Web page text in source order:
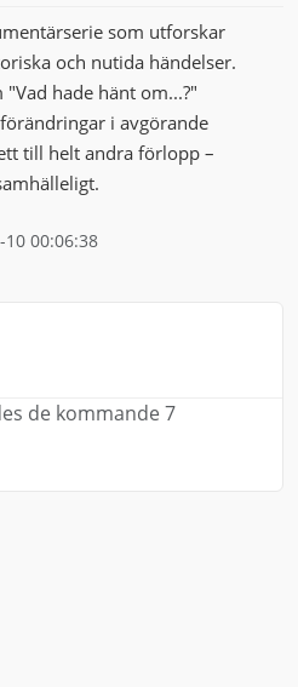
som utforskar
och nutida händelser.
hade hänt om...?"
i avgörande
till helt andra förlopp –
00:06:38
de kommande 7